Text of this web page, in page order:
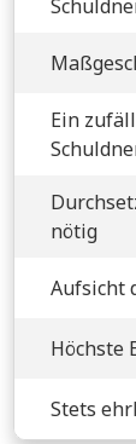
Ein
nötig
Aufsicht
Höchste
Stets